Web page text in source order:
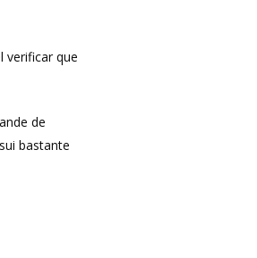
verificar que
de
bastante
MAIS ACESSADOS